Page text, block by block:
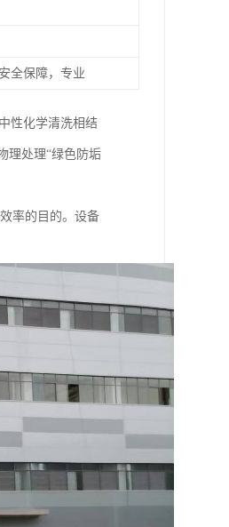
全保障，专业
性化学清洗相结
理处理“绿色防垢
率的目的。设备